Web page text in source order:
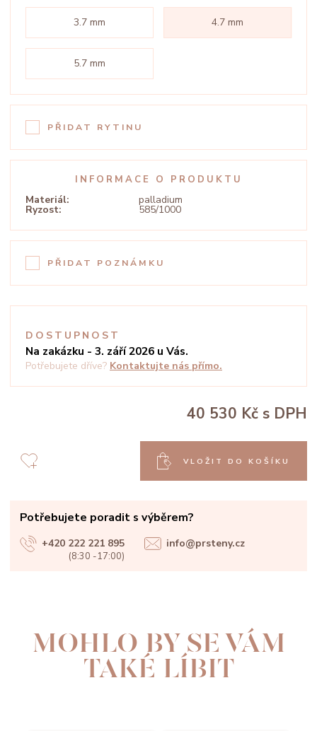
3.7 mm 4.7 mm
5.7 mm
PŘIDAT RYTINU
INFORMACE O PRODUKTU
Materiál: palladium
Ryzost: 585/1000
PŘIDAT POZNÁMKU
DOSTUPNOST
Na zakázku - 3. září 2026 u Vás.
Potřebujete dříve? Kontaktujte nás přímo.
40 530 Kč s DPH
VLOŽIT DO KOŠÍKU
Potřebujete poradit s výběrem?
+420 222 221 895
(8:30 -17:00)
info@prsteny.cz
MOHLO BY SE VÁM
TAKÉ LÍBIT